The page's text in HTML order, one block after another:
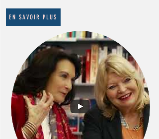
EN SAVOIR PLUS